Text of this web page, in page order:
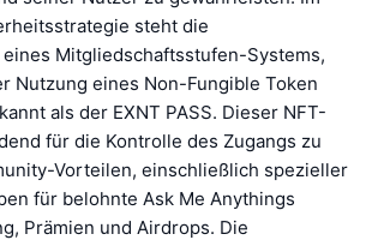
steht die
Mitgliedschaftsstufen-Systems,
Nutzung eines Non-Fungible Token
als der EXNT PASS. Dieser NFT-
für die Kontrolle des Zugangs zu
Vorteilen, einschließlich spezieller
für belohnte Ask Me Anythings
Prämien und Airdrops. Die